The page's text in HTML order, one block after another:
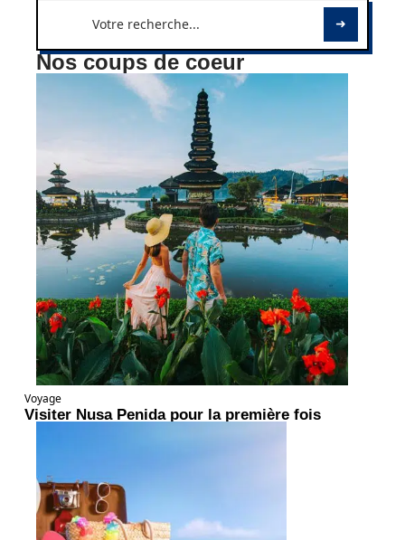
Nos coups de coeur
Voyage
Visiter Nusa Penida pour la première fois